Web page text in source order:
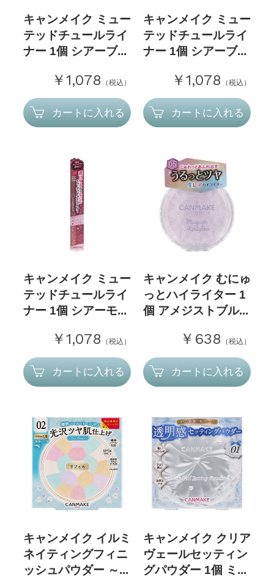
キャンメイク ミュー
テッドチュールライ
ナー 1個 シアーブ...
￥1,078 （税込）
カートに入れる
キャンメイク ミュー
テッドチュールライ
ナー 1個 シアーブ...
￥1,078 （税込）
カートに入れる
キャンメイク ミュー
テッドチュールライ
ナー 1個 シアーモ...
￥1,078 （税込）
カートに入れる
キャンメイク むにゅ
っとハイライター 1
個 アメジストブル...
￥638 （税込）
カートに入れる
キャンメイク イルミ
ネイティングフィニ
ッシュパウダー ～...
キャンメイク クリア
ヴェールセッティン
グパウダー 1個 ミ...